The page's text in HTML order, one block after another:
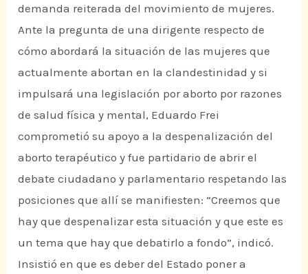
demanda reiterada del movimiento de mujeres.
Ante la pregunta de una dirigente respecto de
cómo abordará la situación de las mujeres que
actualmente abortan en la clandestinidad y si
impulsará una legislación por aborto por razones
de salud física y mental, Eduardo Frei
comprometió su apoyo a la despenalización del
aborto terapéutico y fue partidario de abrir el
debate ciudadano y parlamentario respetando las
posiciones que allí se manifiesten: “Creemos que
hay que despenalizar esta situación y que este es
un tema que hay que debatirlo a fondo”, indicó.
Insistió en que es deber del Estado poner a